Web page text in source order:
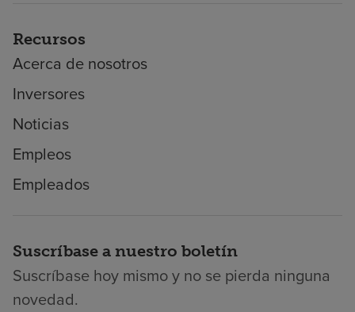
Recursos
Acerca de nosotros
Inversores
Noticias
Empleos
Empleados
Suscríbase a nuestro boletín
Suscríbase hoy mismo y no se pierda ninguna
novedad.